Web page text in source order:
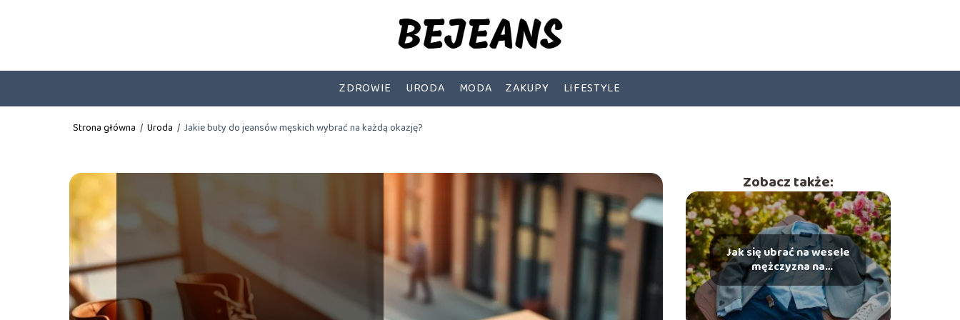
ZDROWIE URODA MODA ZAKUPY LIFESTYLE
Strona główna / Uroda / Jakie buty do jeansów męskich wybrać na każdą okazję?
Zobacz także:
Jak się ubrać na wesele
mężczyzna na
sportowo? Praktyczne
porady